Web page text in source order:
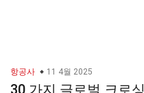
항공사 11 4월 2025